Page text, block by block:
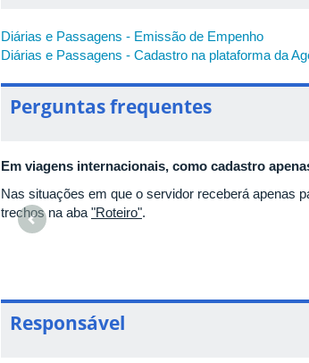
Diárias e Passagens - Emissão de Empenho
Diárias e Passagens - Cadastro na plataforma da
Perguntas frequentes
Em viagens internacionais, como cadastro
Nas situações em que o servidor receberá apenas
trechos na aba "Roteiro".
Responsável